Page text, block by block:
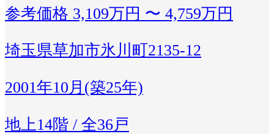
参考価格 3,109万円 〜 4,759万円
埼玉県草加市氷川町2135-12
2001年10月(築25年)
地上14階 / 全36戸